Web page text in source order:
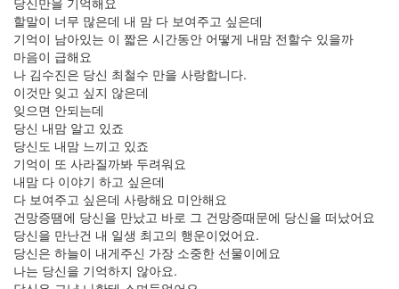
할말이 너무 많은데 내 맘 다 보여주고 싶은데
기억이 남아있는 이 짧은 시간동안 어떻게 내맘 전할수 있을까
마음이 급해요
나 김수진은 당신 최철수 만을 사랑합니다.
이것만 잊고 싶지 않은데
잊으면 안되는데
당신 내맘 알고 있죠
당신도 내맘 느끼고 있죠
기억이 또 사라질까봐 두려워요
내맘 다 이야기 하고 싶은데
다 보여주고 싶은데 사랑해요 미안해요
건망증땜에 당신을 만났고 바로 그 건망증때문에 당신을 떠났어요
당신을 만난건 내 일생 최고의 행운이었어요.
당신은 하늘이 내게주신 가장 소중한 선물이에요
나는 당신을 기억하지 않아요.
사
람
버
그
SOREA
유
시
대
iPhone4
이
연
희
서
도